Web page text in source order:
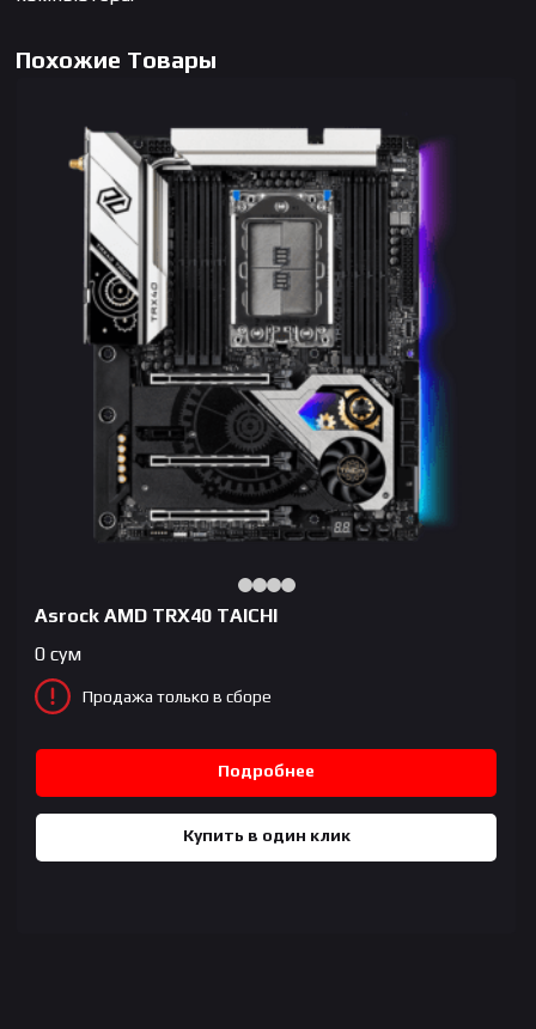
Похожие Товары
Asrock AMD TRX40 TAICHI
0 сум
Продажа только в сборе
Подробнее
Купить в один клик